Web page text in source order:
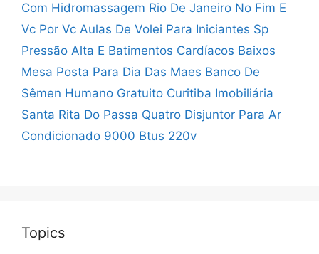
Com Hidromassagem Rio De Janeiro No Fim E
Vc Por Vc Aulas De Volei Para Iniciantes Sp
Pressão Alta E Batimentos Cardíacos Baixos
Mesa Posta Para Dia Das Maes Banco De
Sêmen Humano Gratuito Curitiba Imobiliária
Santa Rita Do Passa Quatro Disjuntor Para Ar
Condicionado 9000 Btus 220v
Topics